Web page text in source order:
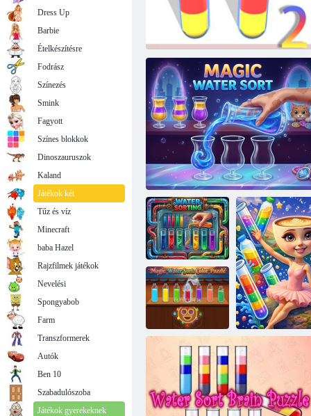
Víz rendezés rejtvény 2
Magic Water Sort
Vízválogatás
Dress Up
Barbie
Ételkészítésre
Fodrász
Színezés
Smink
Fagyott
Színes blokkok
Dinoszauruszok
Kaland
Játékok két
Tűz és víz
Minecraft
baba Hazel
Rajzfilmek játékok
Nevelési
Spongyabob
Farm
Transzformerek
Autók
Ben 10
Szabadulószoba
Játékok gyerekeknek